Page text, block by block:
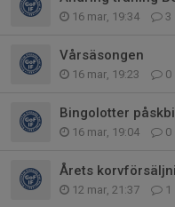
16 mar, 19:34 3
Vårsäsongen
16 mar, 19:23 0
Bingolotter
16 mar, 19:04 0
Årets
12 mar, 21:37 1